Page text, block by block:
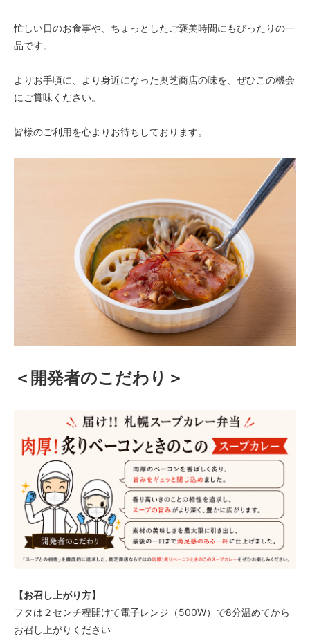
忙しい日のお食事や、ちょっとしたご褒美時間にもぴったりの一
品です。
よりお手頃に、より身近になった奥芝商店の味を、ぜひこの機会
にご賞味ください。
皆様のご利用を心よりお待ちしております。
＜開発者のこだわり＞
【お召し上がり方】
フタは２センチ程開けて電子レンジ（500W）で8分温めてから
お召し上がりください